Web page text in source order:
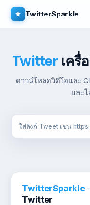
TwitterSparkle
Twitter เครื่
ดาวน์โหลดวิดีโอและ
และ
TwitterSparkle
Twitter